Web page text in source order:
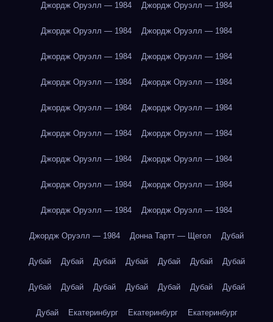
Джордж Оруэлл — 1984 Джордж Оруэлл — 1984
Джордж Оруэлл — 1984 Джордж Оруэлл — 1984
Джордж Оруэлл — 1984 Джордж Оруэлл — 1984
Джордж Оруэлл — 1984 Джордж Оруэлл — 1984
Джордж Оруэлл — 1984 Джордж Оруэлл — 1984
Джордж Оруэлл — 1984 Джордж Оруэлл — 1984
Джордж Оруэлл — 1984 Джордж Оруэлл — 1984
Джордж Оруэлл — 1984 Джордж Оруэлл — 1984
Джордж Оруэлл — 1984 Джордж Оруэлл — 1984
Джордж Оруэлл — 1984 Донна Тартт — Щегол Дубай
Дубай Дубай Дубай Дубай Дубай Дубай Дубай
Дубай Дубай Дубай Дубай Дубай Дубай Дубай
Дубай Екатеринбург Екатеринбург Екатеринбург